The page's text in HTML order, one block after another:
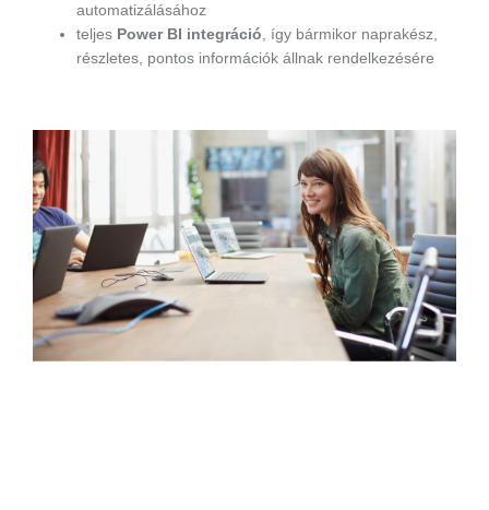
automatizálásához
teljes Power BI integráció, így bármikor naprakész,
részletes, pontos információk állnak rendelkezésére